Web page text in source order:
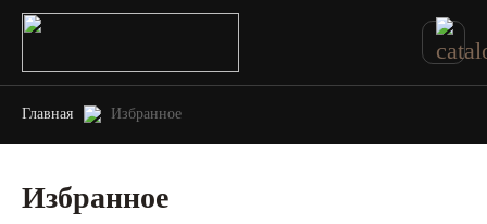
Главная Избранное
Избранное